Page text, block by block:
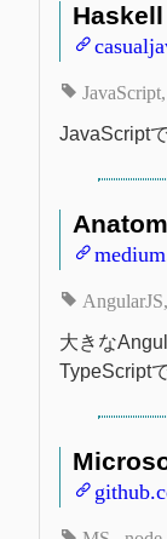
JavaScript
JavaScript
AngularJS
大きな
TypeScript